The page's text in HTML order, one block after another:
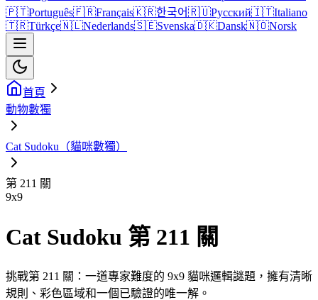
🇵🇹Português🇫🇷Français🇰🇷한국어🇷🇺Русский🇮🇹Italiano
🇹🇷Türkçe🇳🇱Nederlands🇸🇪Svenska🇩🇰Dansk🇳🇴Norsk
首頁
動物數獨
Cat Sudoku（貓咪數獨）
第 211 關
9x9
Cat Sudoku 第 211 關
挑戰第 211 關：一道專家難度的 9x9 貓咪邏輯謎題，擁有清晰
規則、彩色區域和一個已驗證的唯一解。